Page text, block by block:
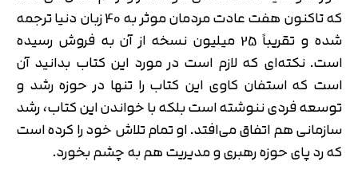
که تاکنون هفت عادت مردمان موثر به 40 زبان دنیا ترجمه
شده و تقریباً 25 میلیون نسخه از آن به فروش رسیده
است. نکته‌ای که لازم است در مورد این کتاب بدانید آن
است که استفان کاوی این کتاب را تنها در حوزه رشد و
توسعه فردی ننوشته است بلکه با خواندن این کتاب، رشد
سازمانی هم اتفاق می‌افتد. او تمام تلاش خود را کرده است
که رد پای حوزه رهبری و مدیریت هم به چشم بخورد.